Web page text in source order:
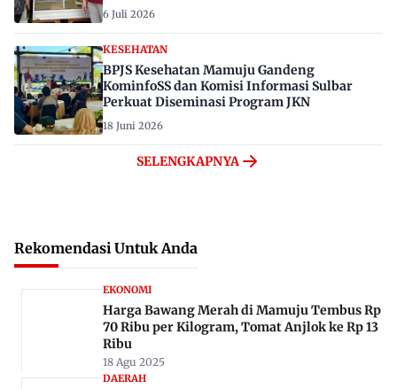
6 Juli 2026
KESEHATAN
BPJS Kesehatan Mamuju Gandeng
KominfoSS dan Komisi Informasi Sulbar
Perkuat Diseminasi Program JKN
18 Juni 2026
SELENGKAPNYA
Rekomendasi Untuk Anda
EKONOMI
Harga Bawang Merah di Mamuju Tembus Rp
70 Ribu per Kilogram, Tomat Anjlok ke Rp 13
Ribu
18 Agu 2025
DAERAH